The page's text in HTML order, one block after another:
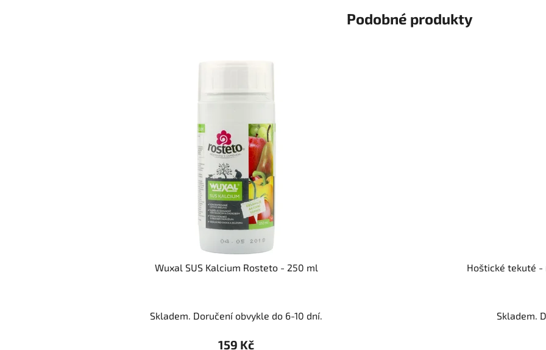
Podobné produkty
Wuxal SUS Kalcium Rosteto - 250 ml
Skladem. Doručení obvykle do 6-10 dní.
159 Kč
Hoštické tekuté -
Skladem.